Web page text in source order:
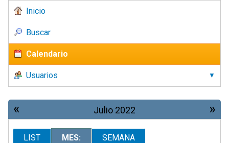
Inicio
Buscar
Calendario
Usuarios
« »
Julio 2022
LIST MES: SEMANA